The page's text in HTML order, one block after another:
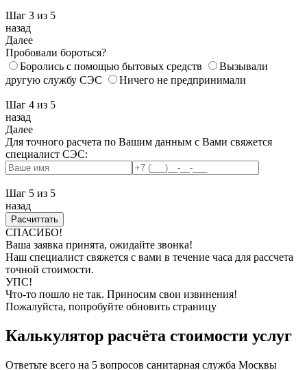
Шаг 3 из 5
назад
Далее
Пробовали бороться?
Боролись с помощью бытовых средств
Вызывали
другую службу СЭС
Ничего не предпринимали
Шаг 4 из 5
назад
Далее
Для точного расчета по Вашим данным с Вами свяжется
специалист СЭС:
Шаг 5 из 5
назад
СПАСИБО!
Ваша заявка принята, ожидайте звонка!
Наш специалист свяжется с вами в течение часа для рассчета
точной стоимости.
УПС!
Что-то пошло не так. Приносим свои извинения!
Пожалуйста, попробуйте обновить страницу
Калькулятор расчёта стоимости услуг
Ответьте всего на 5 вопросов санитарная служба Москвы